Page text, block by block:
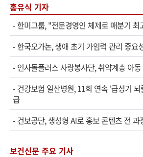
홍유식 기자
- 한미그룹, "전문경영인 체제로 매분기 최
- 한국오가논, 생애 초기 가임력 관리 중요
- 인사돌플러스 사랑봉사단, 취약계층 아
- 건강보험 일산병원, 11회 연속 '급성기
급
- 건보공단, 생성형 AI로 홍보 콘텐츠 전 과
보건신문 주요 기사